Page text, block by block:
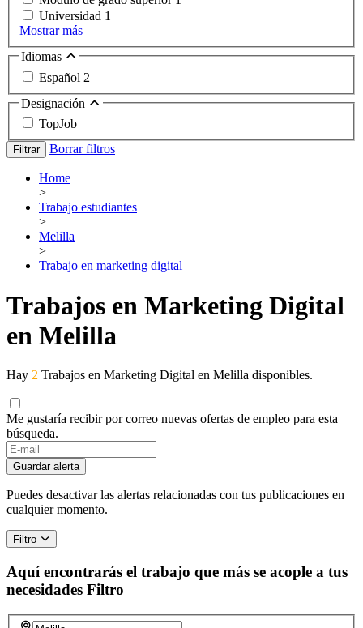
Universidad 1
Mostrar más
Idiomas
Español 2
Designación
TopJob
Filtrar Borrar filtros
Home
>
Trabajo estudiantes
>
Melilla
>
Trabajo en marketing digital
Trabajos en Marketing Digital
en Melilla
Hay 2 Trabajos en Marketing Digital en Melilla disponibles.
Me gustaría recibir por correo nuevas ofertas de empleo para esta
búsqueda.
Guardar alerta
Puedes desactivar las alertas relacionadas con tus publicaciones en
cualquier momento.
Filtro
Aquí encontrarás el trabajo que más se acople a tus
necesidades Filtro